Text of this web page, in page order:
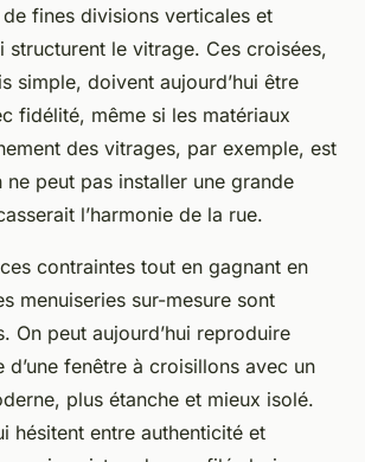
fines divisions verticales et
structurent le vitrage. Ces croisées,
simple, doivent aujourd’hui être
fidélité, même si les matériaux
des vitrages, par exemple, est
ne peut pas installer une grande
l’harmonie de la rue.
contraintes tout en gagnant en
menuiseries sur-mesure sont
On peut aujourd’hui reproduire
d’une fenêtre à croisillons avec un
plus étanche et mieux isolé.
hésitent entre authenticité et